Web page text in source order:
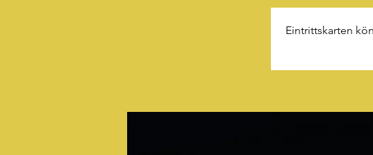
Eintrittskarten